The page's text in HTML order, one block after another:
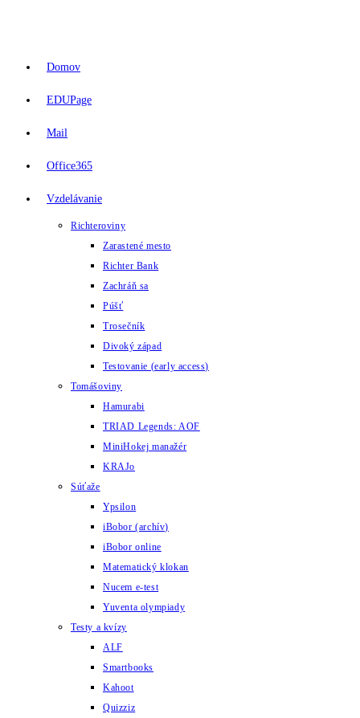
Domov
EDUPage
Mail
Office365
Vzdelávanie
Richteroviny
Zarastené mesto
Richter Bank
Zachráň sa
Púšť
Trosečník
Divoký západ
Testovanie (early access)
Tomášoviny
Hamurabi
TRIAD Legends: AOF
MiniHokej manažér
KRAJo
Súťaže
Ypsilon
iBobor (archív)
iBobor online
Matematický klokan
Nucem e-test
Yuventa olympiady
Testy a kvízy
ALF
Smartbooks
Kahoot
Quizziz